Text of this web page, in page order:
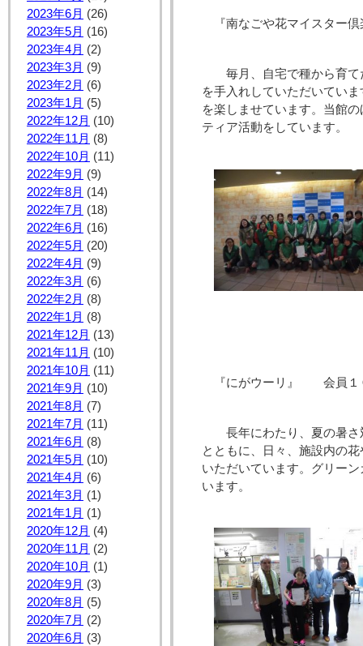
2023年6月 (26)
2023年5月 (16)
2023年4月 (2)
2023年3月 (9)
2023年2月 (6)
2023年1月 (5)
2022年12月 (10)
2022年11月 (8)
2022年10月 (11)
2022年9月 (9)
2022年8月 (14)
2022年7月 (18)
2022年6月 (16)
2022年5月 (20)
2022年4月 (9)
2022年3月 (6)
2022年2月 (8)
2022年1月 (8)
2021年12月 (13)
2021年11月 (10)
2021年10月 (11)
2021年9月 (10)
2021年8月 (7)
2021年7月 (11)
2021年6月 (8)
2021年5月 (10)
2021年4月 (6)
2021年3月 (1)
2021年1月 (1)
2020年12月 (4)
2020年11月 (2)
2020年10月 (1)
2020年9月 (3)
2020年8月 (5)
2020年7月 (2)
2020年6月 (3)
『南なごや花マイスタ
毎月、自宅で種から育て
を手入れしていただいてい
を楽しませています。当館
ティア活動をしています。
『にがウーリ』 会員１
長年にわたり、夏の暑さ
とともに、日々、施設内の
いただいています。グリー
います。